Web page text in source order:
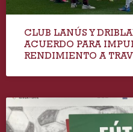
CLUB LANÚS Y
ACUERDO PARA
RENDIMIENTO A